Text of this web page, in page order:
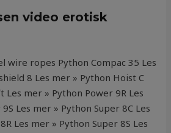
video erotisk
wire ropes Python Compac 35 Les
8 Les mer » Python Hoist C
Les mer » Python Power 9R Les
Les mer » Python Super 8C Les
Les mer » Python Super 8S Les